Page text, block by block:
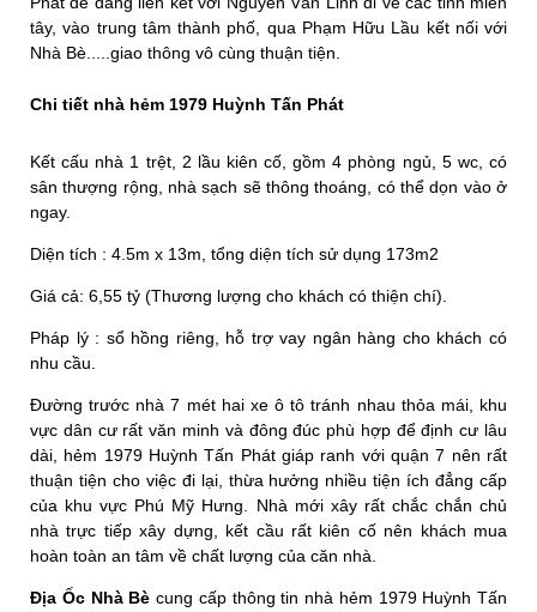
tây, vào trung tâm thành phố, qua Phạm Hữu Lầu kết nối với
Nhà Bè.....giao thông vô cùng thuận tiện.
Chi tiết nhà hẻm 1979 Huỳnh Tấn Phát
Kết cấu nhà 1 trệt, 2 lầu kiên cố, gồm 4 phòng ngủ, 5 wc, có
sân thượng rộng, nhà sạch sẽ thông thoáng, có thể dọn vào ở
ngay.
Diện tích : 4.5m x 13m, tổng diện tích sử dụng 173m2
Giá cả: 6,55 tỷ (Thương lượng cho khách có thiện chí).
Pháp lý : sổ hồng riêng, hỗ trợ vay ngân hàng cho khách có
nhu cầu.
Đường trước nhà 7 mét hai xe ô tô tránh nhau thỏa mái, khu
vực dân cư rất văn minh và đông đúc phù hợp để định cư lâu
dài, hẻm 1979 Huỳnh Tấn Phát giáp ranh với quận 7 nên rất
thuận tiện cho việc đi lại, thừa hưởng nhiều tiện ích đẳng cấp
của khu vực Phú Mỹ Hưng. Nhà mới xây rất chắc chắn chủ
nhà trực tiếp xây dựng, kết cầu rất kiên cố nên khách mua
hoàn toàn an tâm về chất lượng của căn nhà.
Địa Ốc Nhà Bè cung cấp thông tin nhà hẻm 1979 Huỳnh Tấn